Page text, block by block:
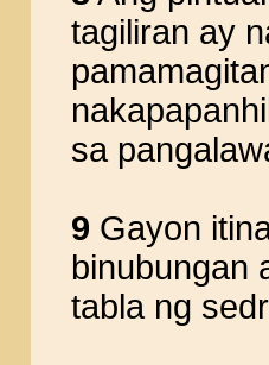
tagiliran ay
sa
9 Gayon
binubungan
tabla ng